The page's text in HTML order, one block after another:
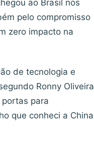
ao Brasil nos
pelo compromisso
zero impacto na
de tecnologia e
Ronny Oliveira
para
que conheci a China